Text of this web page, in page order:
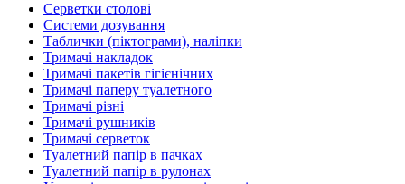
Серветки столові
Системи дозування
Таблички (піктограми), наліпки
Тримачі накладок
Тримачі пакетів гігієнічних
Тримачі паперу туалетного
Тримачі різні
Тримачі рушників
Тримачі серветок
Туалетний папір в пачках
Туалетний папір в рулонах